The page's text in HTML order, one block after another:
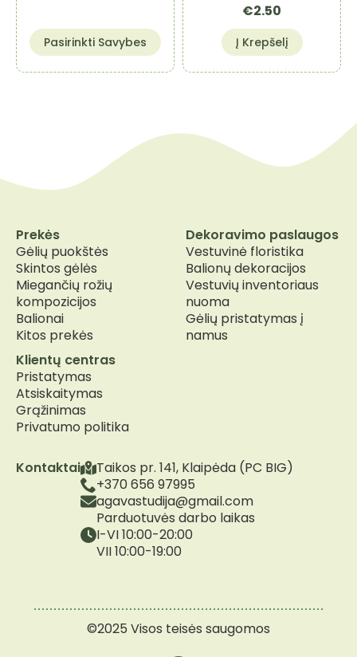
Pasirinkti Savybes
This
product
has
chosen
product
page
€2.50
Į Krepšelį
Kontaktai
Taikos pr. 141, Klaipėda (PC BIG)
+370 656 97995
agavastudija@gmail.com
Parduotuvės darbo laikas
I-VI 10:00-20:00
VII 10:00-19:00
Prekės
Gėlių puokštės
Skintos gėlės
Miegančių rožių
kompozicijos
Balionai
Kitos prekės
Dekoravimo paslaugos
Vestuvinė floristika
Balionų dekoracijos
Vestuvių inventoriaus
nuoma
Gėlių pristatymas į
namus
Klientų centras
Pristatymas
Atsiskaitymas
Grąžinimas
Privatumo politika
©2025 Visos teisės saugomos